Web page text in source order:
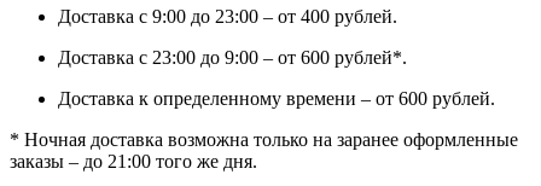
Доставка с 9:00 до 23:00 – от 400 рублей.
Доставка с 23:00 до 9:00 – от 600 рублей*.
Доставка к определенному времени – от 600 рублей.
* Ночная доставка возможна только на заранее оформленные
заказы – до 21:00 того же дня.